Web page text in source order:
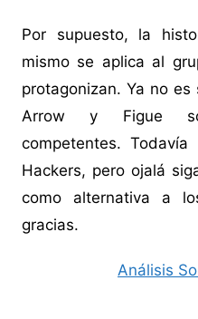
Por supuesto, la
mismo se aplica al
protagonizan. Ya no es
Arrow y Figue
competentes.
Hackers, pero ojalá
como alternativa a
gracias.
Análisis